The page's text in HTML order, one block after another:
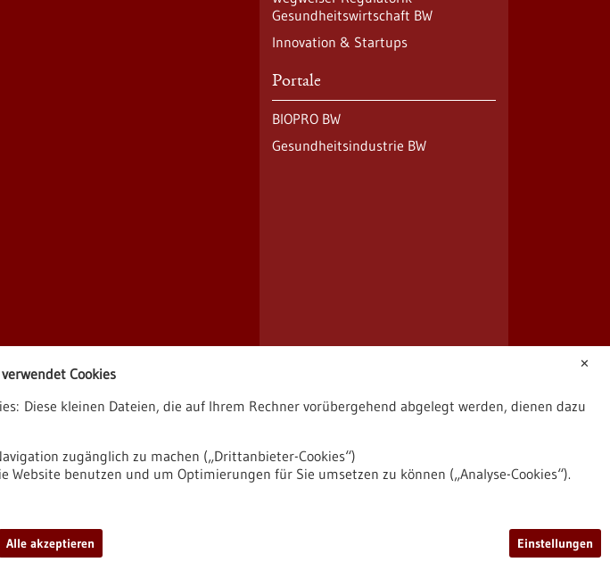
Gesundheitswirtschaft BW
Innovation & Startups
Portale
BIOPRO BW
Gesundheitsindustrie BW
✕
Cookies
Diese kleinen Dateien, die auf Ihrem Rechner vorübergehend abgelegt werden, dienen dazu
zugänglich zu machen („Drittanbieter-Cookies“)
benutzen und um Optimierungen für Sie umsetzen zu können („Analyse-Cookies“).
Alle akzeptieren Einstellungen